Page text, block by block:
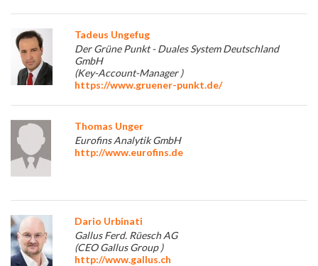
Tadeus Ungefug
Der Grüne Punkt - Duales System Deutschland
GmbH
(Key-Account-Manager )
https://www.gruener-punkt.de/
Thomas Unger
Eurofins Analytik GmbH
http://www.eurofins.de
Dario Urbinati
Gallus Ferd. Rüesch AG
(CEO Gallus Group )
http://www.gallus.ch